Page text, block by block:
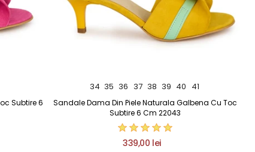
Subtire 6
34 35 36 37 38 39 40 41
Sandale Dama Din Piele Naturala Galbena Cu Toc
Subtire 6 Cm 22043
339,00 lei